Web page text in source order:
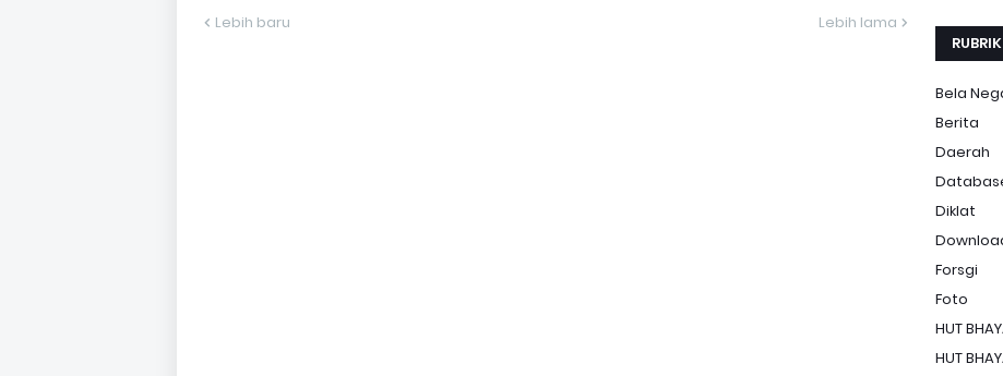
Lebih baru Lebih lama
RUBRIK
Bela
Berita
Daerah
Diklat
Forsgi
Foto
HUT
HUT